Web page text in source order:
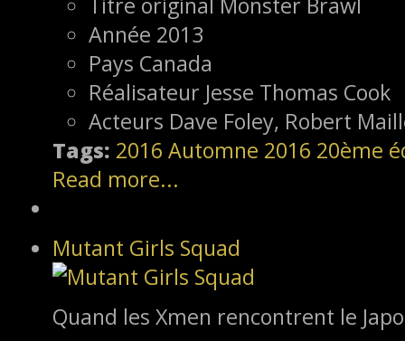
Année 2013
Pays Canada
Réalisateur Jesse Thomas Cook
Acteurs Dave Foley, Robert
Tags: 2016 Automne 2016 20ème
Read more...
Mutant Girls Squad
Quand les Xmen rencontrent le